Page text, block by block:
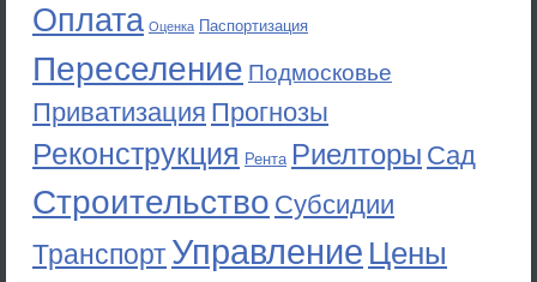
Оплата Оценка Паспортизация
Переселение Подмосковье
Приватизация Прогнозы
Реконструкция Рента Риелторы Сад
Строительство Субсидии
ТранспортУправление Цены